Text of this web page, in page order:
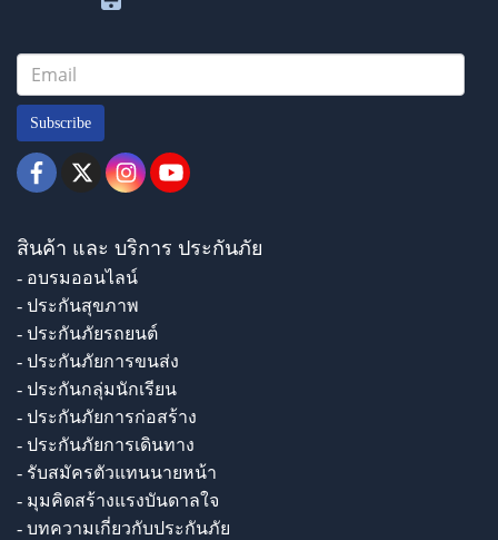
Subscribe
สินค้า และ บริการ ประกันภัย
- อบรมออนไลน์
- ประกันสุขภาพ
- ประกันภัยรถยนต์
- ประกันภัยการขนส่ง
- ประกันกลุ่มนักเรียน
- ประกันภัยการก่อสร้าง
- ประกันภัยการเดินทาง
- รับสมัครตัวแทนนายหน้า
- มุมคิดสร้างแรงบันดาลใจ
- บทความเกี่ยวกับประกันภัย